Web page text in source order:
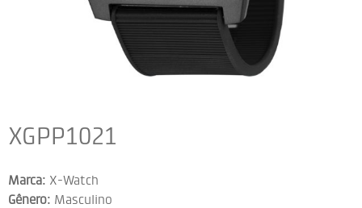
XGPP1021
Marca: X-Watch
Gênero: Masculino